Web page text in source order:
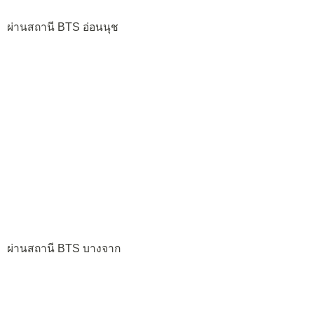
ผ่านสถานี BTS อ่อนนุช
ผ่านสถานี BTS บางจาก